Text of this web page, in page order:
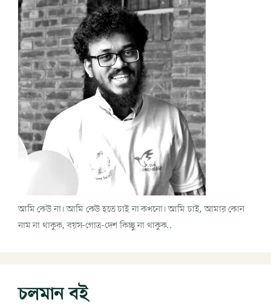
আমি কেউ না। আমি কেউ হতে চাই না কখনো। আমি চাই, আমার কোন
নাম না থাকুক, বয়স-গোত্র-দেশ কিচ্ছু না থাকুক..
চলমান বই